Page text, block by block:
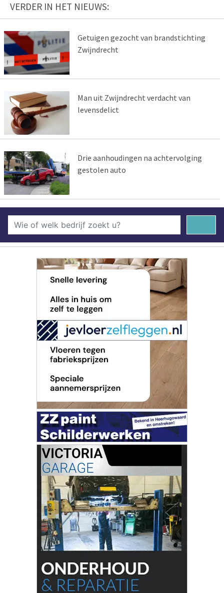
VERDER IN HET NIEUWS:
Getuigen gezocht van brandstichting
Zwijndrecht
Man uit Zwijndrecht verdacht van
levensdelict
Drie aanhoudingen na achtervolging
gestolen auto